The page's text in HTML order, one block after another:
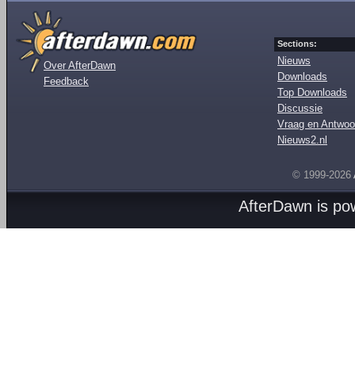
Over AfterDawn
Feedback
Sections:
Nieuws
Downloads
Top Downloads
Discussie
Vraag en
Nieuws2.nl
© 1999-2026
AfterDawn is